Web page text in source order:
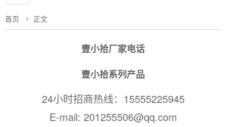
首页 正文
壹小拾厂家电话
壹小拾系列产品
24小时招商热线：15555225945
E-mail: 201255506@qq.com